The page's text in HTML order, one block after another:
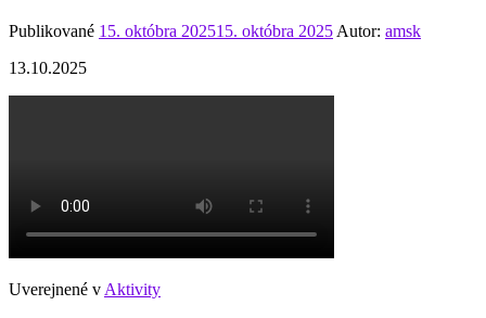
Publikované 15. októbra 202515. októbra 2025 Autor: amsk
13.10.2025
Uverejnené v Aktivity